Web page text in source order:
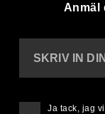
Anmäl
SKRIV IN
Ja tack, jag